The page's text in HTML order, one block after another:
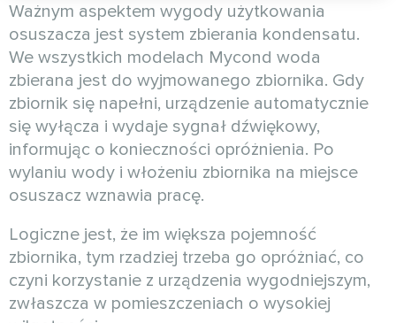
Ważnym aspektem wygody użytkowania
osuszacza jest system zbierania kondensatu.
We wszystkich modelach Mycond woda
zbierana jest do wyjmowanego zbiornika. Gdy
zbiornik się napełni, urządzenie automatycznie
się wyłącza i wydaje sygnał dźwiękowy,
informując o konieczności opróżnienia. Po
wylaniu wody i włożeniu zbiornika na miejsce
osuszacz wznawia pracę.
Logiczne jest, że im większa pojemność
zbiornika, tym rzadziej trzeba go opróżniać, co
czyni korzystanie z urządzenia wygodniejszym,
zwłaszcza w pomieszczeniach o wysokiej